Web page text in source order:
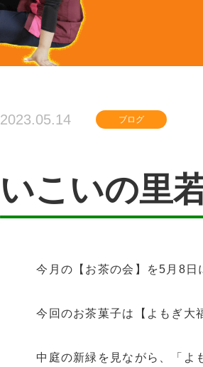
2023.05.14 ブログ
いこいの里
今月の【お茶の会】を5月8日
今回のお茶菓子は【よもぎ大
中庭の新緑を見ながら、「よ